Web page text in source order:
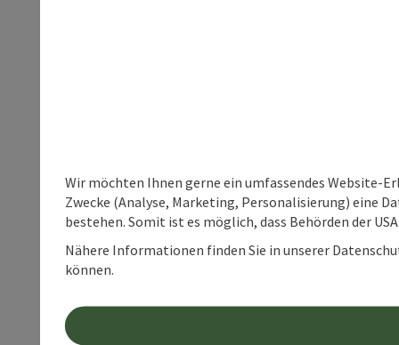
Wir möchten Ihnen gerne ein umfassendes Website-
Zwecke (Analyse, Marketing, Personalisierung) eine
bestehen. Somit ist es möglich, dass Behörden der
Nähere Informationen finden Sie in unserer
können.